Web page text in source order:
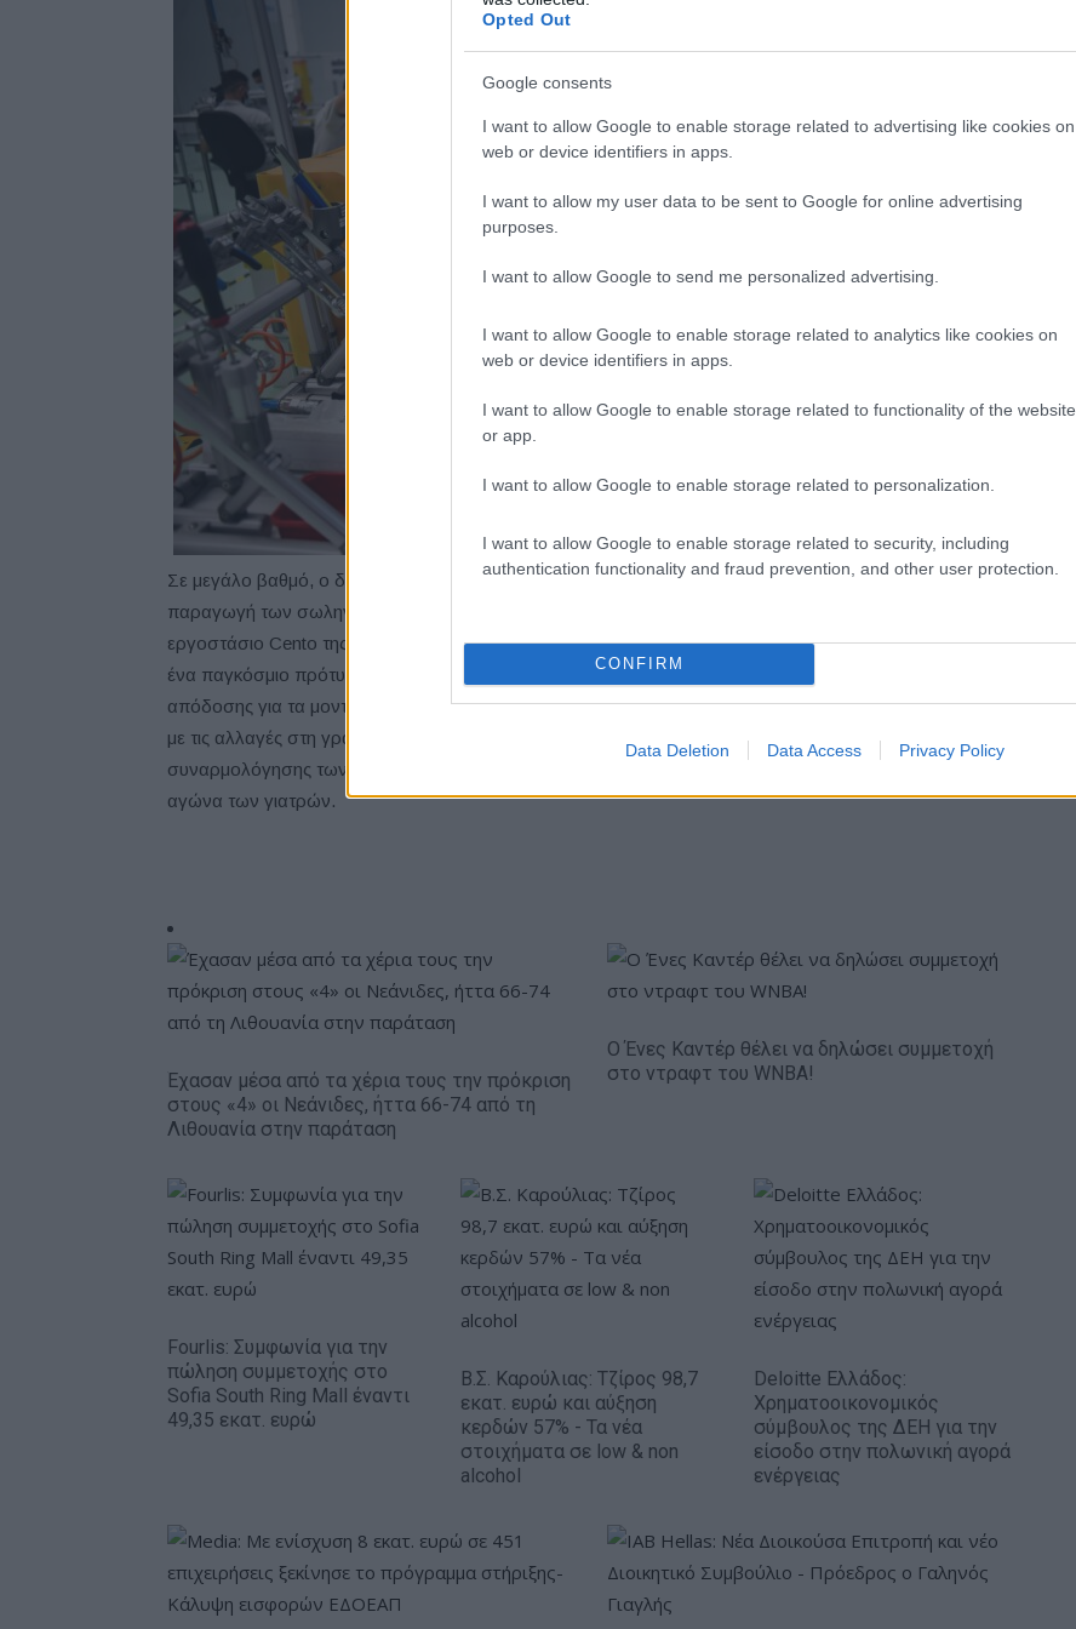
Opted Out
Google consents
I want to allow Google to enable storage related to advertising like cookies on
web or device identifiers in apps.
I want to allow my user data to be sent to Google for online advertising
purposes.
I want to allow Google to send me personalized advertising.
I want to allow Google to enable storage related to analytics like cookies on
web or device identifiers in apps.
I want to allow Google to enable storage related to functionality of the website
or app.
I want to allow Google to enable storage related to personalization.
I want to allow Google to enable storage related to security, including
authentication functionality and fraud prevention, and other user protection.
CONFIRM
Data Deletion Data Access Privacy Policy
Σε μεγάλο βαθμό, ο δεκαπλασιασμός της απόδοσης οφείλεται και στο γεγονός ότι έγινε εφικτή η
παραγωγή των σωληνοειδών βαλβίδων που αποτελούν την «καρδιά» των αναπνευστήρων στο
εργοστάσιο Cento της FCA κοντά στην πόλη της Ferrara. Η συγκεκριμένη μονάδα παραγωγής αποτελεί
ένα παγκόσμιο πρότυπο στο είδος της, ενώ κύριος ρόλος της είναι η παραγωγή κινητήρων υψηλής
απόδοσης για τα μοντέλα του Ομίλου σε όλο τον κόσμο. Η παραγωγή των βαλβίδων σε συνδυασμό
με τις αλλαγές στη γραμμή παραγωγής της Siare Engineering οδήγησαν στη μείωση του χρόνου
συναρμολόγησης των αναπνευστήρων κατά τουλάχιστον 30-50% δίνοντας μια σημαντική βοήθεια στον
αγώνα των γιατρών.
Έχασαν μέσα από τα χέρια τους την πρόκριση
στους «4» οι Νεάνιδες, ήττα 66-74 από τη
Λιθουανία στην παράταση
Ο Ένες Καντέρ θέλει να δηλώσει συμμετοχή
στο ντραφτ του WNBA!
Fourlis: Συμφωνία για την
πώληση συμμετοχής στο
Sofia South Ring Mall έναντι
49,35 εκατ. ευρώ
Β.Σ. Καρούλιας: Τζίρος 98,7
εκατ. ευρώ και αύξηση
κερδών 57% - Τα νέα
στοιχήματα σε low & non
alcohol
Deloitte Ελλάδος:
Χρηματοοικονομικός
σύμβουλος της ΔΕΗ για την
είσοδο στην πολωνική αγορά
ενέργειας